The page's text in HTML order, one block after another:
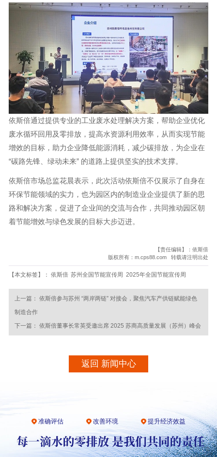
依斯倍通过提供专业的工业废水处理解决方案，帮助企业优化
废水循环回用及零排放，提高水资源利用效率，从而实现节能
增效的目标，助力企业降低能源消耗，减少碳排放，为企业在
“碳路先锋、绿动未来” 的道路上提供坚实的技术支撑。
依斯倍市场总监花晨表示，此次活动依斯倍不仅展示了自身在
环保节能领域的实力，也为园区内的制造业企业提供了新的思
路和解决方案，促进了企业间的交流与合作，共同推动园区朝
着节能增效与绿色发展的目标大步迈进。
【责任编辑】：依斯倍
版权所有：m.cps88.com 转载请注明出处
【本文标签】： 依斯倍 苏州全国节能宣传周 2025年全国节能宣传周
上一篇： 依斯倍参与苏州 “两岸两链” 对接会，聚焦汽车产供链赋能绿色
制造合作
下一篇： 依斯倍董事长常英受邀出席 2025 苏商高质量发展（苏州）峰会
返回 新闻中心
准确评估 改善环境 提升经济效益